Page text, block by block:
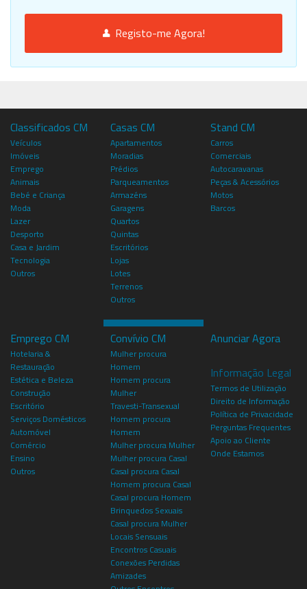
Registo-me Agora!
Classificados CM
Veículos
Imóveis
Emprego
Animais
Bebé e Criança
Moda
Lazer
Desporto
Casa e Jardim
Tecnologia
Outros
Casas CM
Apartamentos
Moradias
Prédios
Parqueamentos
Armazéns
Garagens
Quartos
Quintas
Escritórios
Lojas
Lotes
Terrenos
Outros
Stand CM
Carros
Comerciais
Autocaravanas
Peças & Acessórios
Motos
Barcos
Emprego CM
Hotelaria &
Restauração
Estética e Beleza
Construção
Escritório
Serviços Domésticos
Automóvel
Comércio
Ensino
Outros
Convívio CM
Mulher procura
Homem
Homem procura
Mulher
Travesti-Transexual
Homem procura
Homem
Mulher procura Mulher
Mulher procura Casal
Casal procura Casal
Homem procura Casal
Casal procura Homem
Brinquedos Sexuais
Casal procura Mulher
Locais Sensuais
Encontros Casuais
Conexões Perdidas
Amizades
Anunciar Agora
Informação Legal
Termos de Utilização
Direito de Informação
Política de Privacidade
Perguntas Frequentes
Apoio ao Cliente
Onde Estamos